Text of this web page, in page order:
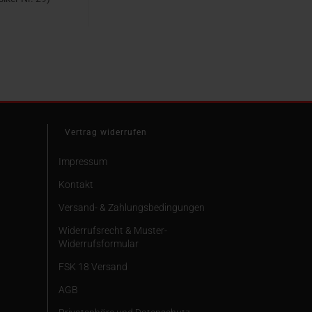
Vertrag widerrufen
Impressum
Kontakt
Versand- & Zahlungsbedingungen
Widerrufsrecht & Muster-
Widerrufsformular
FSK 18 Versand
AGB